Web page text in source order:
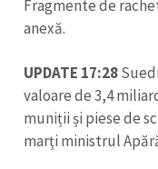
Fragmente de
anexă.
UPDATE 17:28
valoare de 3,4
muniții și piese de
marți ministrul